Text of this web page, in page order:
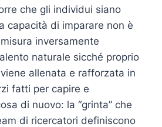
che gli individui siano
capacità di imparare non è
inversamente
naturale sicché proprio
allenata e rafforzata in
fatti per capire e
di nuovo: la “grinta” che
di ricercatori definiscono